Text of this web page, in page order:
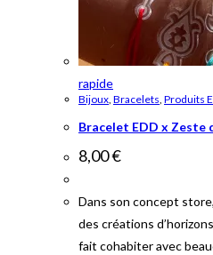
rapide
Bijoux, Bracelets, Produits
Bracelet EDD x Zeste
8,00€
Dans son concept
des créations
fait cohabiter avec